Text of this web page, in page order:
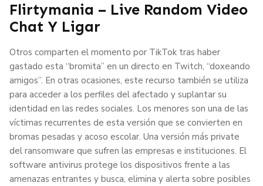
Flirtymania – Live Random Video
Chat Y Ligar
Otros comparten el momento por TikTok tras haber
gastado esta “bromita” en un directo en Twitch, “doxeando
amigos”. En otras ocasiones, este recurso también se utiliza
para acceder a los perfiles del afectado y suplantar su
identidad en las redes sociales. Los menores son una de las
víctimas recurrentes de esta versión que se convierten en
bromas pesadas y acoso escolar. Una versión más private
del ransomware que sufren las empresas e instituciones. El
software antivirus protege los dispositivos frente a las
amenazas entrantes y busca, elimina y alerta sobre posibles